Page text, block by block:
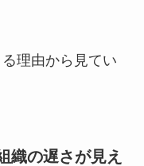
理由から見てい
織の遅さが見え